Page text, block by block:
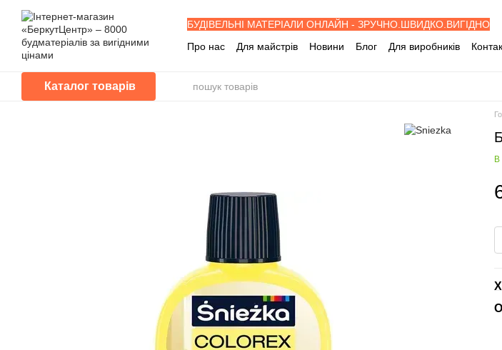
Перейти до основного контенту
БУДІВЕЛЬНІ МАТЕРІАЛИ ОНЛАЙН - ЗРУЧНО.ШВИДКО.ВИГІДНО
Про нас
Для майстрів Новини Блог Для виробників
Питання - Відповіді
Каталог товарів
В